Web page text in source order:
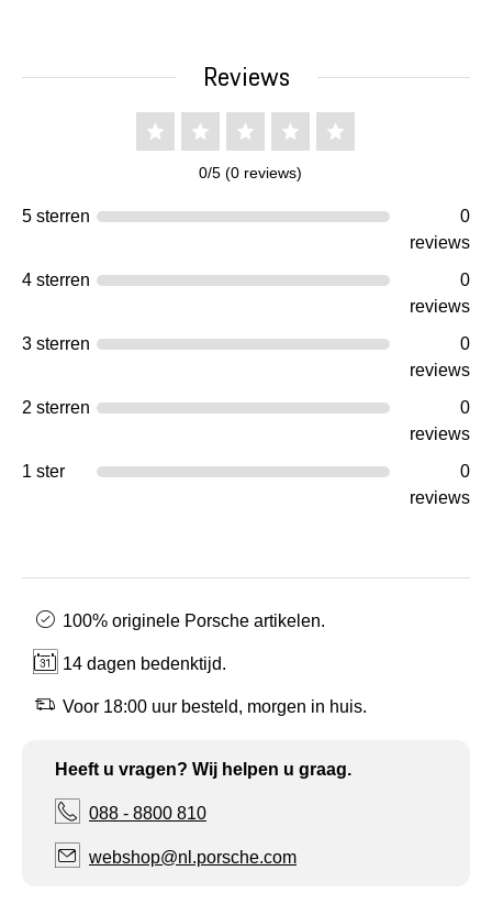
Reviews
0/5 (0 reviews)
5 sterren
0
reviews
4 sterren
0
reviews
3 sterren
0
reviews
2 sterren
0
reviews
1 ster
0
reviews
100% originele Porsche artikelen.
14 dagen bedenktijd.
Voor 18:00 uur besteld, morgen in huis.
Heeft u vragen? Wij helpen u graag.
088 - 8800 810
webshop@nl.porsche.com